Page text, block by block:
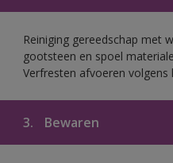
Reiniging gereedschap met
gootsteen en spoel
Verfresten afvoeren volgens
3. Bewaren